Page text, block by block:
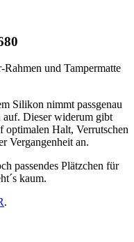
und Tampermatte
Silikon nimmt passgenau
auf. Dieser widerum gibt
optimalen Halt, Verrutschen
Vergangenheit an.
passendes Plätzchen für
kaum.
.